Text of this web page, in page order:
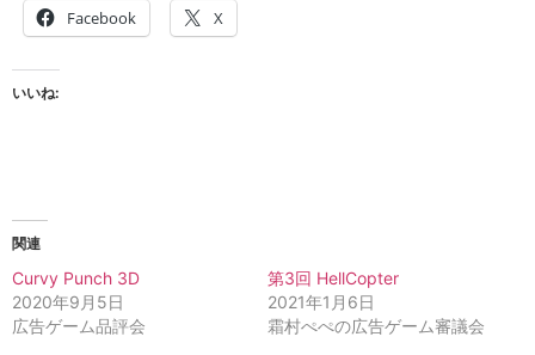
Facebook X
いいね:
関連
Curvy Punch 3D
2020年9月5日
広告ゲーム品評会
第3回 HellCopter
2021年1月6日
霜村ぺぺの広告ゲーム審議会